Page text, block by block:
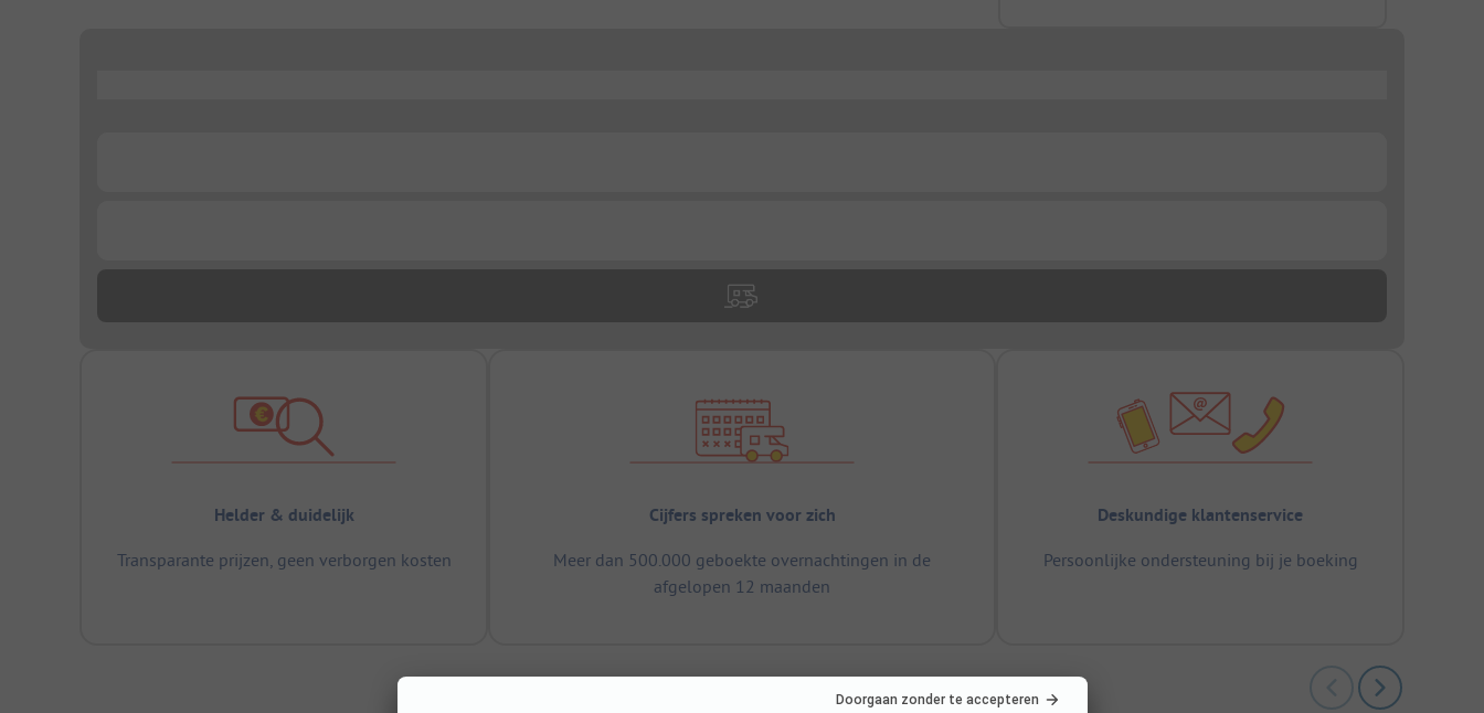
Helder & duidelijk
Transparante prijzen, geen verborgen kosten
Cijfers spreken voor zich
Meer dan 500.000 geboekte overnachtingen in de
afgelopen 12 maanden
Deskundige klantenservice
Persoonlijke ondersteuning bij je boeking